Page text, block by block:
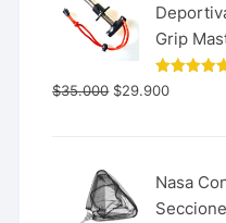
Grip
Valorado
con
$35.000 $29.900
Nasa